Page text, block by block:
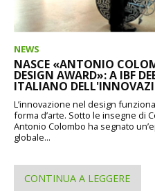
NEWS
NASCE «ANTONIO
DESIGN AWARD»: A IBF
ITALIANO
L’innovazione nel design
forma d’arte. Sotto le insegne di
Antonio Colombo ha segnato
globale...
CONTINUA A LEGGERE